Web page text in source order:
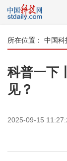
所在位置： 中国科
科普一下
见？
2025-09-15